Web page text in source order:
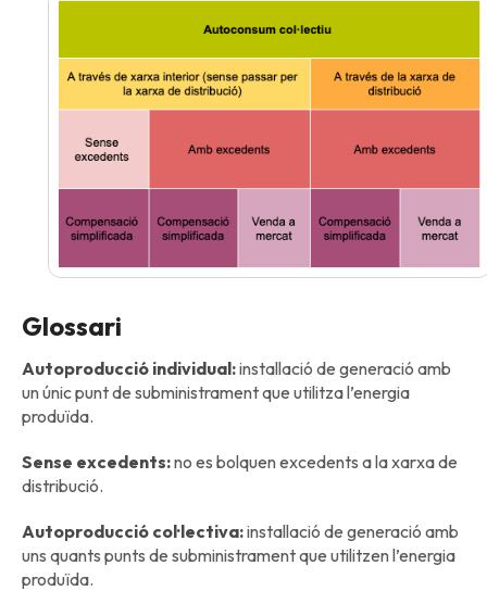
Glossari
Autoproducció individual:installació de generació amb
un únic punt de subministrament que utilitza l’energia
produïda.
Sense excedents:no es bolquen excedents a la xarxa de
distribució.
Autoproducció col·lectiva:installació de generació amb
uns quants punts de subministrament que utilitzen l’energia
produïda.